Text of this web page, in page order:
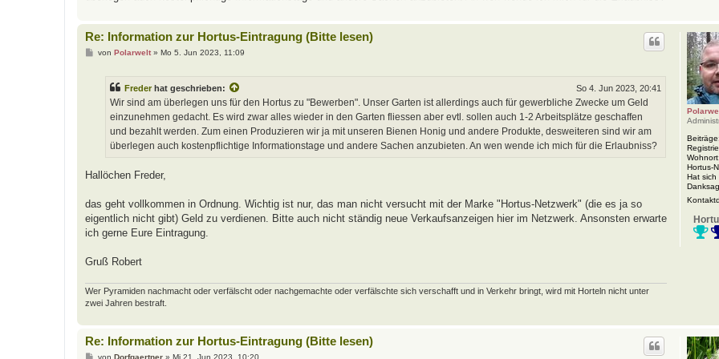
Beiträge:
Wohnort:
Hortus-
Hat
Re: Information zur Hortus-Eintragung (Bitte lesen)
Bvon Polarwelt» Mo 5. Jun 2023, 11:09
Freder hat geschrieben: So 4. Jun 2023, 20:41
Wir sind am überlegen uns für den Hortus zu "Bewerben". Unser Garten ist allerdings auch für gewerbliche Zwecke um Geld
einzunehmen gedacht. Es wird zwar alles wieder in den Garten fliessen aber evtl. sollen auch 1-2 Arbeitsplätze geschaffen
und bezahlt werden. Zum einen Produzieren wir ja mit unseren Bienen Honig und andere Produkte, desweiteren sind wir am
überlegen auch kostenpflichtige Informationstage und andere Sachen anzubieten. An wen wende ich mich für die Erlaubniss?
Hallöchen Freder,
das geht vollkommen in Ordnung. Wichtig ist nur, das man nicht versucht mit der Marke "Hortus-Netzwerk" (die es ja so
eigentlich nicht gibt) Geld zu verdienen. Bitte auch nicht ständig neue Verkaufsanzeigen hier im Netzwerk. Ansonsten erwarte
ich gerne Eure Eintragung.
Gruß Robert
Wer Pyramiden nachmacht oder verfälscht oder nachgemachte oder verfälschte sich verschafft und in Verkehr bringt, wird mit Horteln nicht unter
zwei Jahren bestraft.
Re: Information zur Hortus-Eintragung (Bitte lesen)
Bvon Dorfgaertner» Mi 21. Jun 2023, 10:20